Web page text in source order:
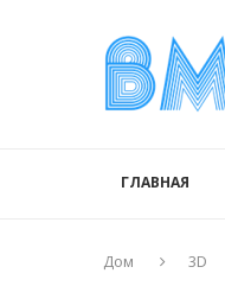
ГЛАВНАЯ
Дом 3D